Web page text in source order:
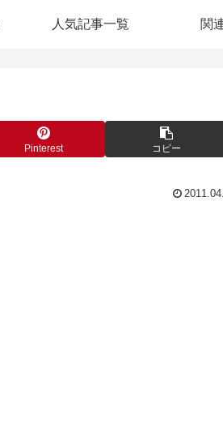
人気記事一覧 関
Pinterest コピー